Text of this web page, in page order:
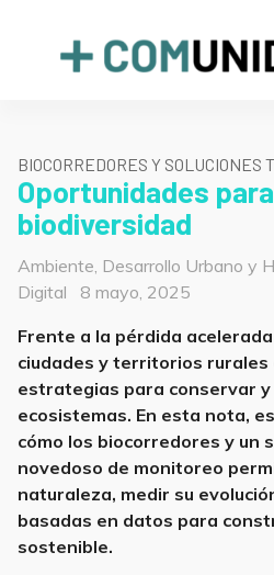
+COMUNIDAD
BIOCORREDORES Y SOLUCIONES
Oportunidades
biodiversidad
Categorías
Ambiente, Desarrollo Urbano y
Digital
Posted
8 mayo, 2025
Frente a la pérdida
ciudades y territorios rurales
estrategias para conservar
ecosistemas. En esta nota,
cómo los biocorredores y un
novedoso de monitoreo
naturaleza, medir su
basadas en datos para
sostenible.